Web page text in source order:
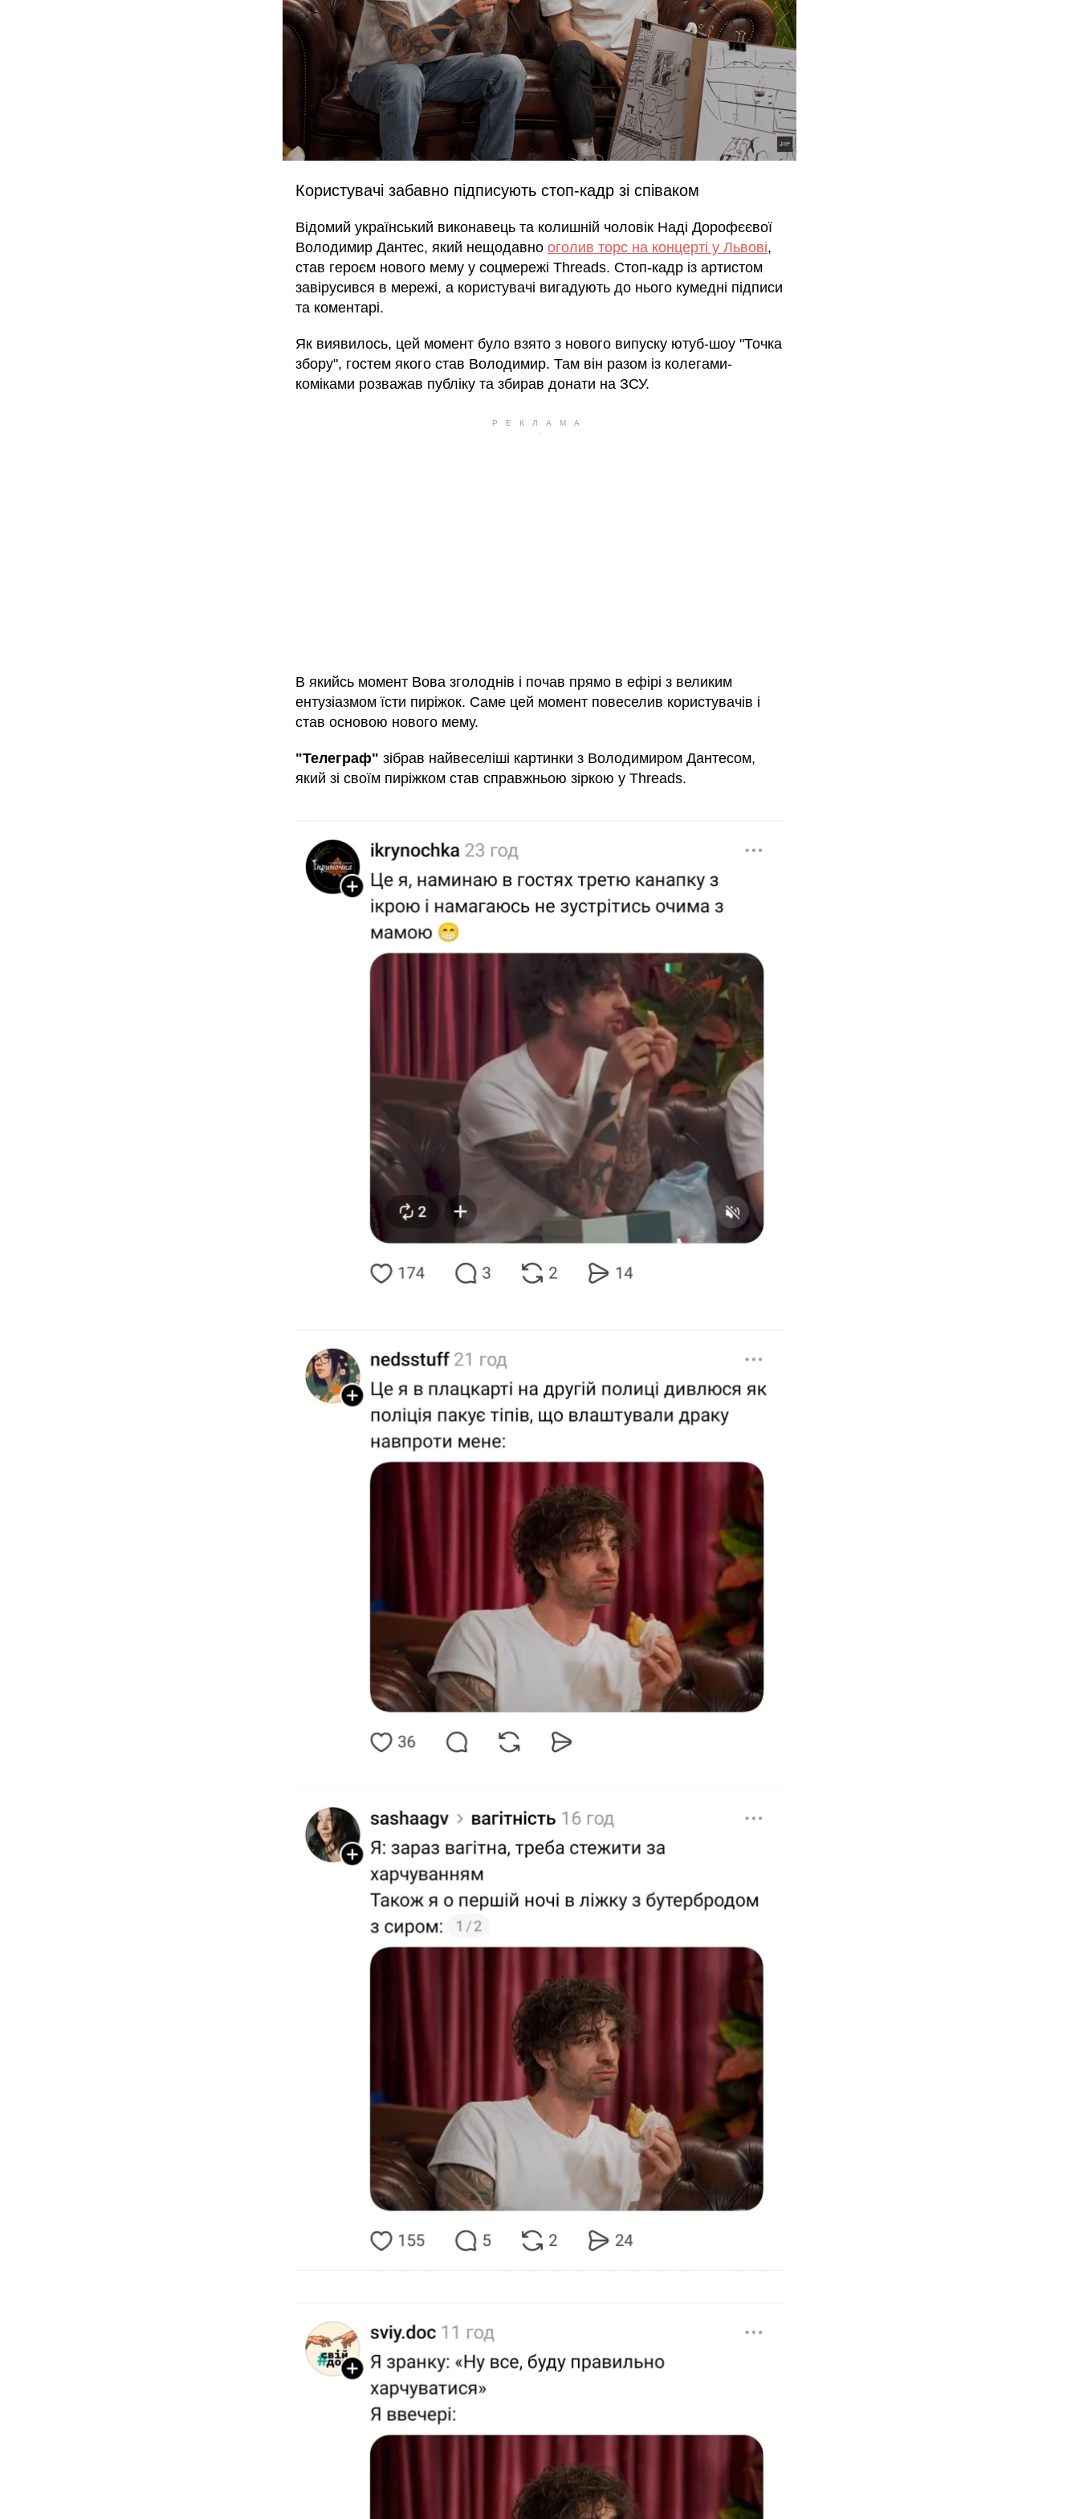
Користувачі забавно підписують стоп-кадр зі співаком
Відомий український виконавець та колишній чоловік Наді Дорофєєвої
Володимир Дантес, який нещодавно оголив торс на концерті у Львові,
став героєм нового мему у соцмережі Threads. Стоп-кадр із артистом
завірусився в мережі, а користувачі вигадують до нього кумедні підписи
та коментарі.
Як виявилось, цей момент було взято з нового випуску ютуб-шоу "Точка
збору", гостем якого став Володимир. Там він разом із колегами-
коміками розважав публіку та збирав донати на ЗСУ.
В якийсь момент Вова зголоднів і почав прямо в ефірі з великим
ентузіазмом їсти пиріжок. Саме цей момент повеселив користувачів і
став основою нового мему.
"Телеграф" зібрав найвеселіші картинки з Володимиром Дантесом,
який зі своїм пиріжком став справжньою зіркою у Threads.